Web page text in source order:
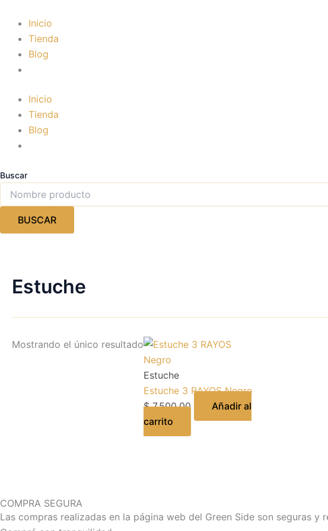
contenido
Inicio
Tienda
Blog
Inicio
Tienda
Blog
Buscar
BUSCAR
Estuche
Mostrando el único resultado
Estuche
Estuche 3 RAYOS Negro
$7.500,00
Añadir al
carrito
COMPRA SEGURA
Las compras realizadas en la página web del Green Side son seguras y